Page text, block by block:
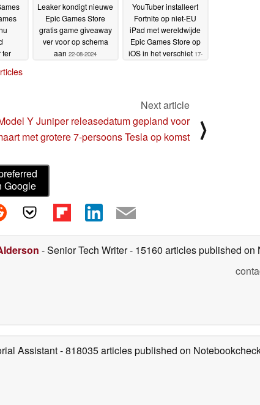
ter
Leaker kondigt nieuwe
Epic Games Store
gratis game giveaway
ver voor op schema
aan 22-08-2024
YouTuber installeert
Fortnite op niet-EU
iPad met wereldwijde
Epic Games Store op
iOS in het verschiet 17-
Next article
Y Juniper releasedatum gepland voor
met grotere 7-persoons Tesla op komst
⟩
Google
- Senior Tech Writer- 15160 articles published on
Assistant- 818035 articles published on